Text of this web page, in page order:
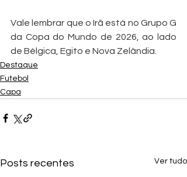
Vale lembrar que o Irã está no Grupo G
da Copa do Mundo de 2026, ao lado
de Bélgica, Egito e Nova Zelândia.
Destaque
Futebol
Capa
Posts recentes Ver tudo